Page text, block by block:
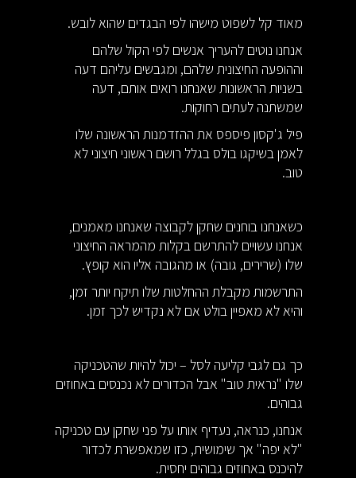
מאוד קל לשפוט מישהו לפי הבגדים שהוא לובש.
אנחנו נוטים להעריך אנשים לפי הקול שלהם
וההופעה החיצונית שלהם, ומגבשים עליהם דעה
בשניות הראשונות שאנחנו רואים אותם, דעה
שמשתנה לעתים רחוקות.
פיל ג'קסון פיספס את ההזדמנות הראשונה שלו
לאמן בשיקגו בולס בגלל רושם ראשוני חיצוני לא
טוב.
כשאנחנו בוחנים שחקן לקבוצה שאנחנו מאמנים,
אנחנו עשויים להתרשם בקלות מהמראה החיצוני
שלו (שרירים, גובה) או מהגובה אליו הוא קופץ.
התרשמות מקבלת ההחלטות שלו תיקח יותר זמן,
והיא לא מאפיין בולט אם לא נקדיש לכך זמן.
כך גם לגבי קליעה לסל – יכול להיות שהטכניקה
שלו "נראית טוב" אבל הכדורים לא נכנסים באחוזים
גבוהים.
אנחנו, כנראה, נעדיף אותו על פני שחקן עם טכניקה
"לא יפה" אך שימושית, כזו שמאפשרת לכדור
להיכנס באחוזים גבוהים יחסית.